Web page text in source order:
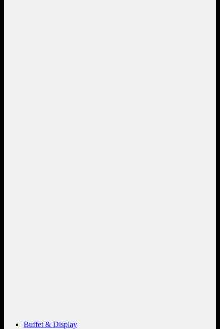
Buffet & Display